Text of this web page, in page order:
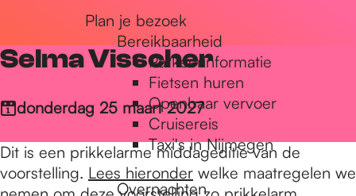
Plan je bezoek
Bereikbaarheid
Parkeerinformatie
Fietsen huren
Openbaar vervoer
Cruisereis
Taxi's in Nijmegen
Overnachten
Selma Visscher
donderdag 25 maart 2027
Dit is een prikkelarme middageditie van de
voorstelling. Lees hieronder welke maatregelen we